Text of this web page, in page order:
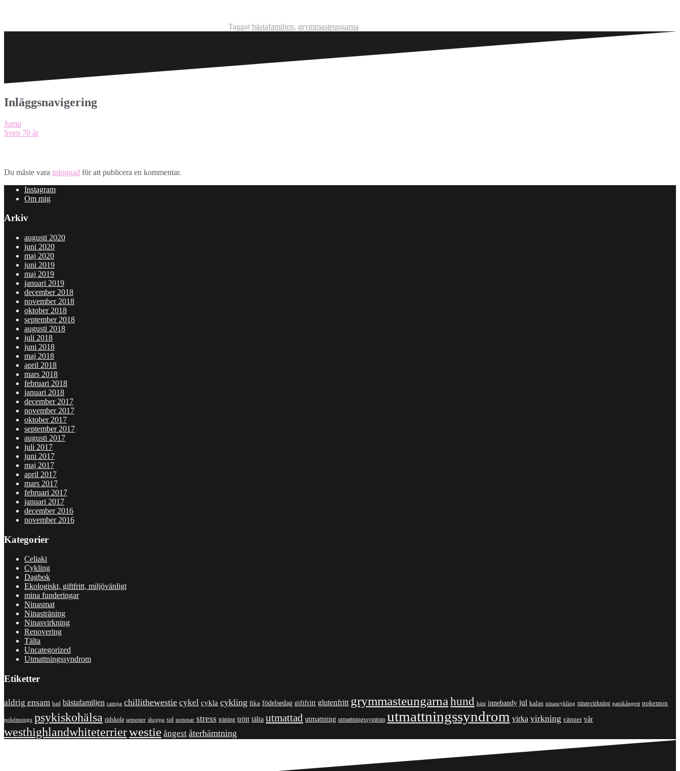
Taggat bästafamiljen, grymmasteungarna
Inläggsnavigering
Jump
Sven 70 år
Du måste vara inloggad för att publicera en kommentar.
Instagram
Om mig
Arkiv
augusti 2020
juni 2020
maj 2020
juni 2019
maj 2019
januari 2019
december 2018
november 2018
oktober 2018
september 2018
augusti 2018
juli 2018
juni 2018
maj 2018
april 2018
mars 2018
februari 2018
januari 2018
december 2017
november 2017
oktober 2017
september 2017
augusti 2017
juli 2017
juni 2017
maj 2017
april 2017
mars 2017
februari 2017
januari 2017
december 2016
november 2016
Kategorier
Celiaki
Cykling
Dagbok
Ekologiskt, giftfritt, miljövänligt
mina funderingar
Ninasmat
Ninasträning
Ninasvirkning
Renovering
Tälta
Uncategorized
Utmattningssyndrom
Etiketter
aldrig ensam bad bästafamiljen campa chillithewestie cykel cykla cykling fika födelsedag giftfritt glutenfritt grymmasteungarna hund häst innebandy jul kalas ninascykling ninasvirkning panikångest pokemon
pokémongo psykiskohälsa ridskola semester shoppa sol sommar stress träning trött tälta utmattad utmattning utmattningssymtom utmattningssyndrom virka virkning vänner vår
westhighlandwhiteterrierwestie ångest återhämtning